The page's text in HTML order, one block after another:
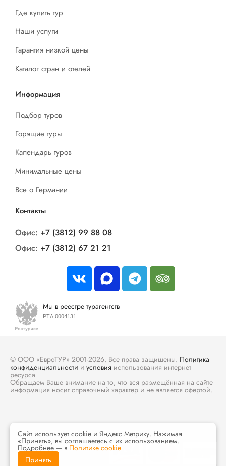
Где купить тур
Наши услуги
Гарантия низкой цены
Каталог стран и отелей
Информация
Подбор туров
Горящие туры
Календарь туров
Минимальные цены
Все о Германии
Контакты
Офис: +7 (3812) 99 88 08
Офис: +7 (3812) 67 21 21
Мы в реестре турагентств
РТА 0004131
© ООО «ЕвроТУР» 2001-2026. Все права защищены. Политика
конфиденциальности и условия использования интернет
ресурса
Обращаем Ваше внимание на то, что вся размещённая на сайте
информация носит справочный характер и не является офертой.
Сайт использует cookie и Яндекс Метрику. Нажимая
«Принять», вы соглашаетесь с их использованием.
Подробнее — в Политике cookie
Принять